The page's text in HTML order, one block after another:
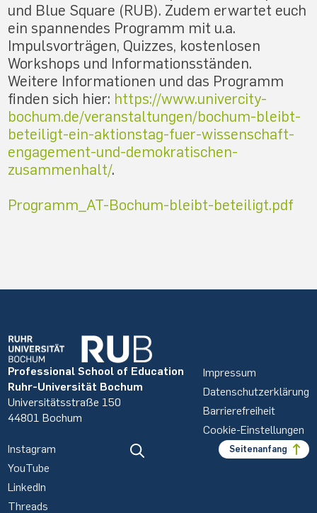
und Blue Square (RUB). Zudem erwartet euch
ein spannendes Programm mit u.a.
Impulsvorträgen, Quizzes, kostenlosen
Workshops und Informationsständen.
Weitere Informationen und das Programm
finden sich hier: https://www.univercity-
bochum.de/veranstaltungen/bochum-bleibt-
beteiligt-ein-aktionstag-fuer-wissenschaft-
engagement-und-demokratischen-
zusammenhalt/.
Programm_AT-Bochum-bleibt-beteiligt.pdf
Professional School of Education
Ruhr-Universität Bochum
Universitätsstraße 150
44801 Bochum
Impressum
Datenschutzerklärung
Barrierefreiheit
Cookie-Einstellungen
Instagram
YouTube
LinkedIn
Threads
Seitenanfang